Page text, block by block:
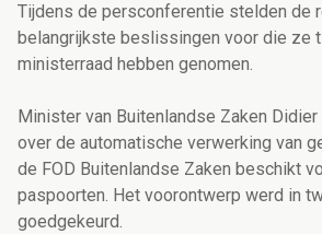
Tijdens de persconferentie stelden de
belangrijkste beslissingen voor die ze
ministerraad hebben genomen.
Minister van Buitenlandse Zaken
over de automatische verwerking van
de FOD Buitenlandse Zaken beschikt
paspoorten. Het voorontwerp werd in
goedgekeurd.